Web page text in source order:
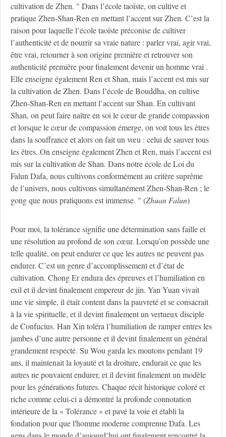
cultivation de Zhen. " Dans l’école taoïste, on cultive et
pratique Zhen-Shan-Ren en mettant l’accent sur Zhen. C’est la
raison pour laquelle l’école taoïste préconise de cultiver
l’authenticité et de nourrir sa vraie nature : parler vrai, agir vrai,
être vrai, retourner à son origine première et retrouver son
authenticité première pour finalement devenir un homme vrai .
Elle enseigne également Ren et Shan, mais l’accent est mis sur
la cultivation de Zhen. Dans l’école de Bouddha, on cultive
Zhen-Shan-Ren en mettant l’accent sur Shan. En cultivant
Shan, on peut faire naître en soi le cœur de grande compassion
et lorsque le cœur de compassion émerge, on voit tous les êtres
dans la souffrance et alors on fait un vœu : celui de sauver tous
les êtres. On enseigne également Zhen et Ren, mais l’accent est
mis sur la cultivation de Shan. Dans notre école de Loi du
Falun Dafa, nous cultivons conformément au critère suprême
de l’univers, nous cultivons simultanément Zhen-Shan-Ren ; le
gong que nous pratiquons est immense. " (Zhuan Falun)
Pour moi, la tolérance signifie une détermination sans faille et
une résolution au profond de son cœur. Lorsqu’on possède une
telle qualité, on peut endurer ce que les autres ne peuvent pas
endurer. C’est un genre d’accomplissement et d’état de
cultivation. Chong Er endura des épreuves et l’humiliation en
exil et il devint finalement empereur de jin. Yan Yuan vivait
une vie simple, il était content dans la pauvreté et se consacrait
à la vie spirituelle, et il devint finalement un vertueux disciple
de Confucius. Han Xin toléra l’humiliation de ramper entres les
jambes d’une autre personne et il devint finalement un général
grandement respecté. Su Wou garda les moutons pendant 19
ans, il maintenait la loyauté et la droiture, endurait ce que les
autres ne pouvaient endurer, et il devint finalement un modèle
pour les générations futures. Chaque récit historique coloré et
riche comme celui-ci a démontré la profonde connotation
intérieure de la « Tolérance » et pavé la voie et établi la
fondation pour que l'homme moderne comprenne Dafa. Les